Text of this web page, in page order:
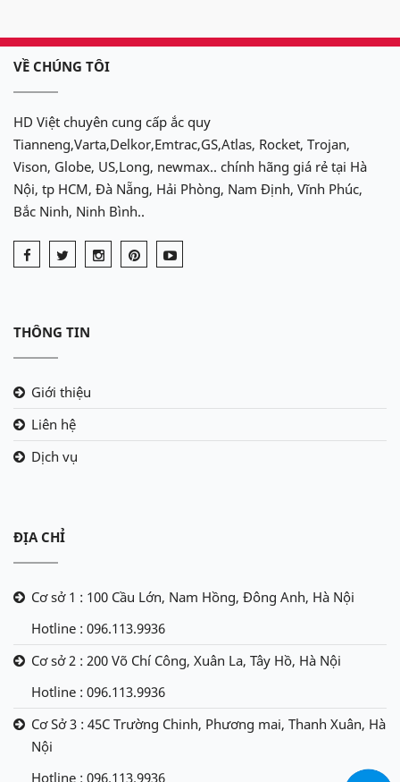
VỀ CHÚNG TÔI
HD Việt chuyên cung cấp ắc quy
Tianneng,Varta,Delkor,Emtrac,GS,Atlas, Rocket, Trojan,
Vison, Globe, US,Long, newmax.. chính hãng giá rẻ tại Hà
Nội, tp HCM, Đà Nẵng, Hải Phòng, Nam Định, Vĩnh Phúc,
Bắc Ninh, Ninh Bình..
THÔNG TIN
Giới thiệu
Liên hệ
Dịch vụ
ĐỊA CHỈ
Cơ sở 1 : 100 Cầu Lớn, Nam Hồng, Đông Anh, Hà Nội
Hotline : 096.113.9936
Cơ sở 2 : 200 Võ Chí Công, Xuân La, Tây Hồ, Hà Nội
Hotline : 096.113.9936
Cơ Sở 3 : 45C Trường Chinh, Phương mai, Thanh Xuân, Hà
Nội
Hotline : 096.113.9936